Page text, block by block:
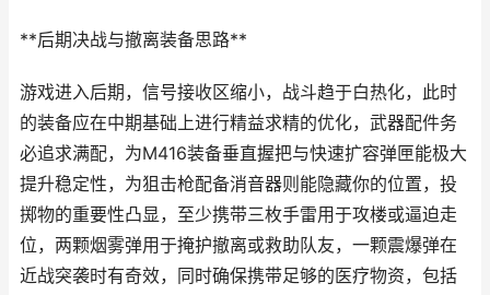
**后期决战与撤离装备思路**
游戏进入后期，信号接收区缩小，战斗趋于白热化，此时
的装备应在中期基础上进行精益求精的优化，武器配件务
必追求满配，为M416装备垂直握把与快速扩容弹匣能极大
提升稳定性，为狙击枪配备消音器则能隐藏你的位置，投
掷物的重要性凸显，至少携带三枚手雷用于攻楼或逼迫走
位，两颗烟雾弹用于掩护撤离或救助队友，一颗震爆弹在
近战突袭时有奇效，同时确保携带足够的医疗物资，包括